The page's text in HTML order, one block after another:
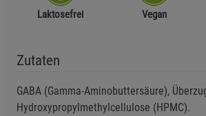
Laktosefrei Vegan
Zutaten
GABA (Gamma-Aminobuttersäure),
Hydroxypropylmethylcellulose (HPMC).
Beschreibung Notwendige Cookies